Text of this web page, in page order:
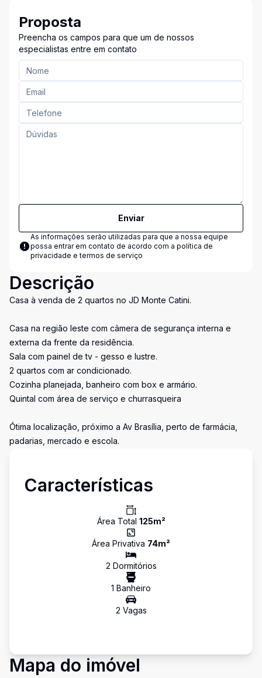
Proposta
Preencha os campos para que um de nossos
especialistas entre em contato
Enviar
As informações serão utilizadas para que a nossa equipe
possa entrar em contato de acordo com a política de
privacidade e termos de serviço
Descrição
Casa à venda de 2 quartos no JD Monte Catini.
Casa na região leste com câmera de segurança interna e
externa da frente da residência.
Sala com painel de tv - gesso e lustre.
2 quartos com ar condicionado.
Cozinha planejada, banheiro com box e armário.
Quintal com área de serviço e churrasqueira
Ótima localização, próximo a Av Brasília, perto de farmácia,
padarias, mercado e escola.
Características
Área Total 125m²
Área Privativa 74m²
2 Dormitórios
1 Banheiro
2 Vagas
Mapa do imóvel